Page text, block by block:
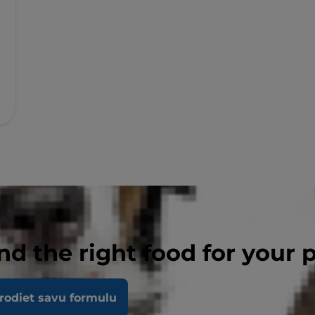
the right food for your
savu formulu